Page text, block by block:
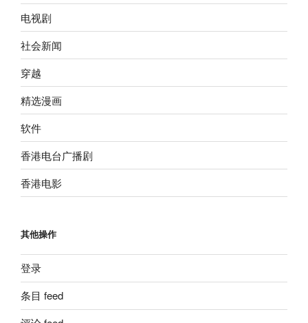
电视剧
社会新闻
穿越
精选漫画
软件
香港电台广播剧
香港电影
其他操作
登录
条目 feed